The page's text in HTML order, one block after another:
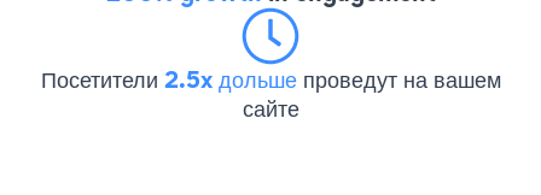
Посетители 2.5x дольше проведут на вашем
сайте